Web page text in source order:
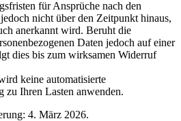
für Ansprüche nach den
nicht über den Zeitpunkt hinaus,
anerkannt wird. Beruht die
Daten jedoch auf einer
dies bis zum wirksamen Widerruf
keine automatisierte
zu Ihren Lasten anwenden.
4. März 2026.